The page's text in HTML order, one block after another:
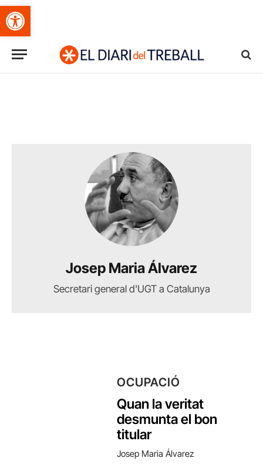
Obre la barra d'eines
Josep Maria Álvarez
Secretari general d'UGT a Catalunya
OCUPACIÓ
Quan la veritat
desmunta el bon
titular
Josep Maria Álvarez